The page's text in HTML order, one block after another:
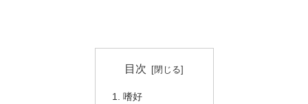
目次
嗜好